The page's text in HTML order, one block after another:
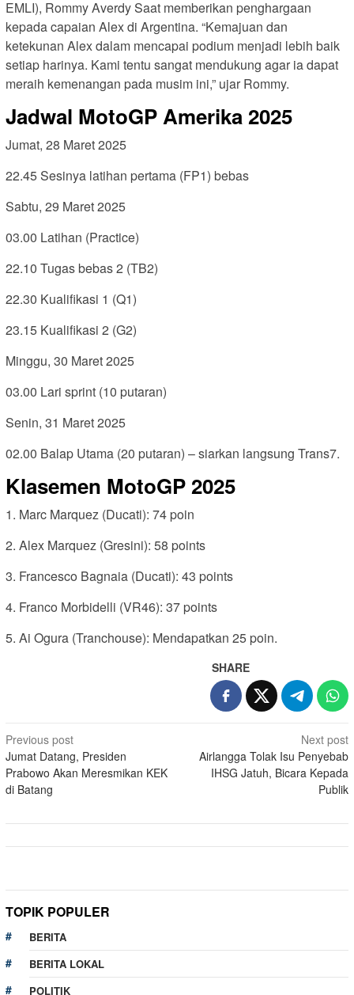
EMLI), Rommy Averdy Saat memberikan penghargaan
kepada capaian Alex di Argentina. “Kemajuan dan
ketekunan Alex dalam mencapai podium menjadi lebih baik
setiap harinya. Kami tentu sangat mendukung agar ia dapat
meraih kemenangan pada musim ini,” ujar Rommy.
Jadwal MotoGP Amerika 2025
Jumat, 28 Maret 2025
22.45 Sesinya latihan pertama (FP1) bebas
Sabtu, 29 Maret 2025
03.00 Latihan (Practice)
22.10 Tugas bebas 2 (TB2)
22.30 Kualifikasi 1 (Q1)
23.15 Kualifikasi 2 (G2)
Minggu, 30 Maret 2025
03.00 Lari sprint (10 putaran)
Senin, 31 Maret 2025
02.00 Balap Utama (20 putaran) – siarkan langsung Trans7.
Klasemen MotoGP 2025
1. Marc Marquez (Ducati): 74 poin
2. Alex Marquez (Gresini): 58 points
3. Francesco Bagnaia (Ducati): 43 points
4. Franco Morbidelli (VR46): 37 points
5. Ai Ogura (Tranchouse): Mendapatkan 25 poin.
SHARE
Post
navigation
Previous post
Jumat Datang, Presiden
Prabowo Akan Meresmikan KEK
di Batang
Next post
Airlangga Tolak Isu Penyebab
IHSG Jatuh, Bicara Kepada
Publik
TOPIK POPULER
BERITA
BERITA LOKAL
POLITIK